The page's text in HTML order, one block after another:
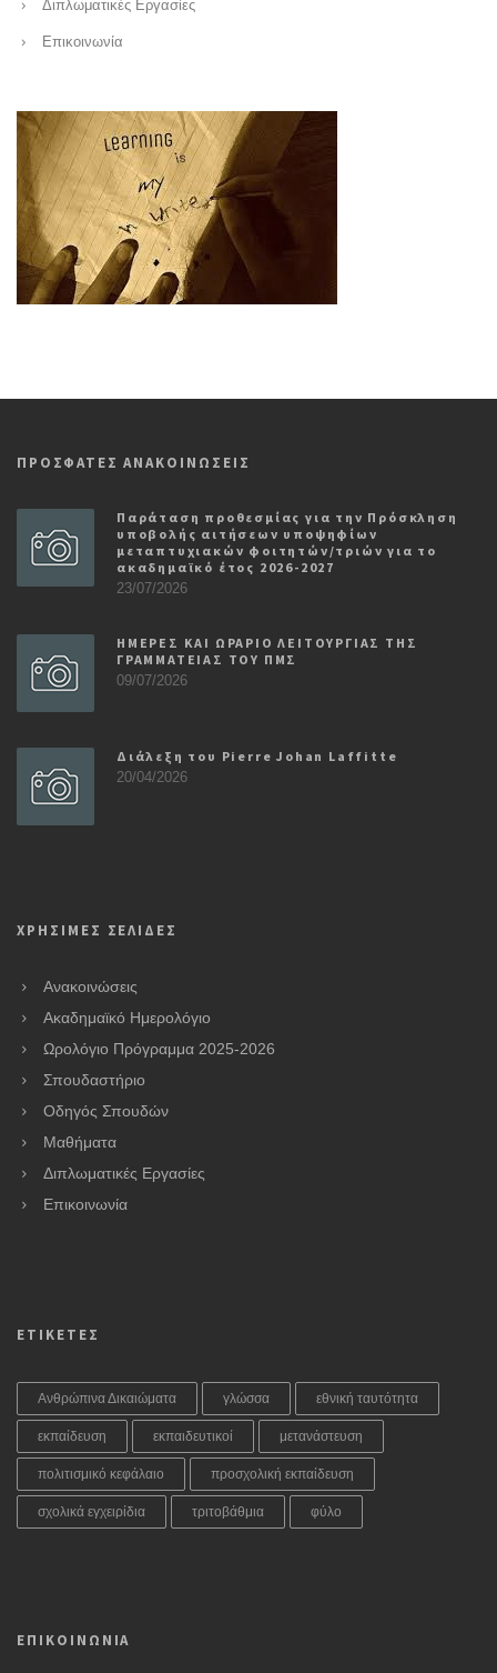
Διπλωματικές Εργασίες
Επικοινωνία
ΠΡΟΣΦΑΤΕΣ ΑΝΑΚΟΙΝΩΣΕΙΣ
Παράταση προθεσμίας για την Πρόσκληση
υποβολής αιτήσεων υποψηφίων
μεταπτυχιακών φοιτητών/τριών για το
ακαδημαϊκό έτος 2026-2027
23/07/2026
ΗΜΕΡΕΣ ΚΑΙ ΩΡΑΡΙΟ ΛΕΙΤΟΥΡΓΙΑΣ ΤΗΣ
ΓΡΑΜΜΑΤΕΙΑΣ ΤΟΥ ΠΜΣ
09/07/2026
Διάλεξη του Pierre Johan Laffitte
20/04/2026
ΧΡΗΣΙΜΕΣ ΣΕΛΙΔΕΣ
Ανακοινώσεις
Ακαδημαϊκό Ημερολόγιο
Ωρολόγιο Πρόγραμμα 2025-2026
Σπουδαστήριο
Οδηγός Σπουδών
Μαθήματα
Διπλωματικές Εργασίες
Επικοινωνία
ΕΤΙΚΕΤΕΣ
Ανθρώπινα Δικαιώματα γλώσσα εθνική ταυτότητα
εκπαίδευση εκπαιδευτικοί μετανάστευση
πολιτισμικό κεφάλαιο προσχολική εκπαίδευση
σχολικά εγχειρίδια τριτοβάθμια φύλο
ΕΠΙΚΟΙΝΩΝΙΑ